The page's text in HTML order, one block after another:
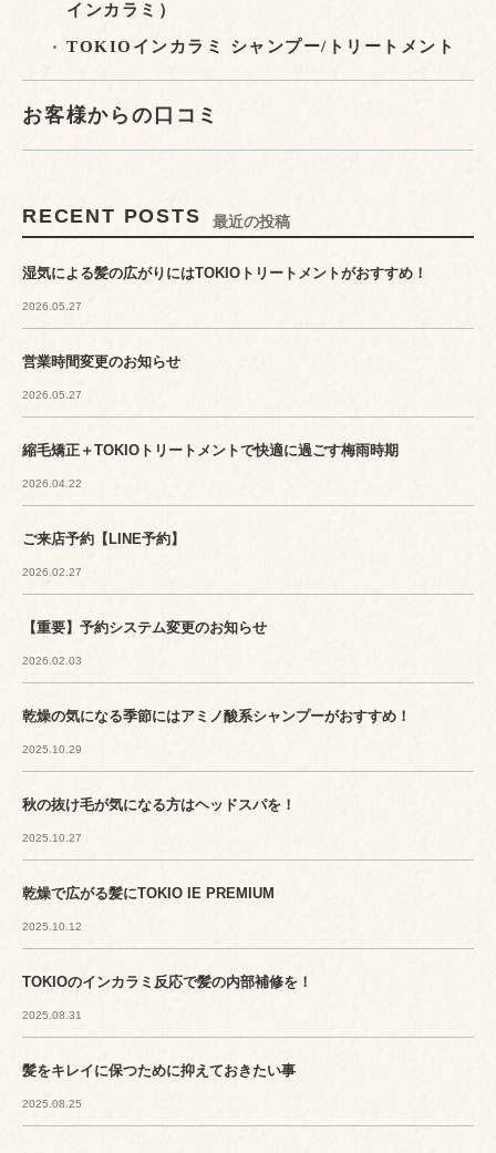
インカラミ）
TOKIOインカラミ シャンプー/トリートメント
お客様からの口コミ
RECENT POSTS 最近の投稿
湿気による髪の広がりにはTOKIOトリートメントがおすすめ！
2026.05.27
営業時間変更のお知らせ
2026.05.27
縮毛矯正＋TOKIOトリートメントで快適に過ごす梅雨時期
2026.04.22
ご来店予約【LINE予約】
2026.02.27
【重要】予約システム変更のお知らせ
2026.02.03
乾燥の気になる季節にはアミノ酸系シャンプーがおすすめ！
2025.10.29
秋の抜け毛が気になる方はヘッドスパを！
2025.10.27
乾燥で広がる髪にTOKIO IE PREMIUM
2025.10.12
TOKIOのインカラミ反応で髪の内部補修を！
2025.08.31
髪をキレイに保つために抑えておきたい事
2025.08.25